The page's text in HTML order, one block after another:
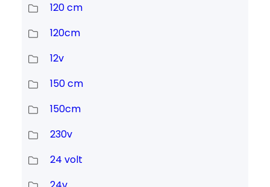
120 cm
120cm
12v
150 cm
150cm
230v
24 volt